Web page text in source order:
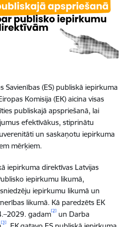
(ES) publiskā iepirkuma
Komisija (EK) aicina visas
publiskajā apspriešanā, lai
efektīvākus, stiprinātu
un saskaņotu iepirkuma
mērķiem.
iepirkuma direktīvas Latvijas
iepirkumu likumā,
iepirkumu likumā un
likumā. Kā paredzēts EK
gadam[2] un Darba
[3]